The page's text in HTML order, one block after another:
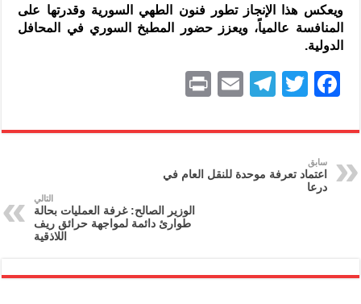
ويعكس هذا الإنجاز تطور فنون الطهي السورية وقدرتها على
المنافسة عالمياً، ويعزز حضور المطبخ السوري في المحافل
الدولية.
F
c
e
b
T
itt
T
e
gr
a
E
ai
l
nt
سابق
اعتماد تعرفة موحدة للنقل العام في
درعا
التالي
الوزير الصالح: غرفة العمليات بحالة
طوارئ دائمة لمواجهة حرائق ريف
اللاذقية